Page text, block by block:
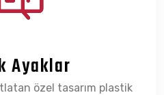
Ayaklar
özel tasarım plastik